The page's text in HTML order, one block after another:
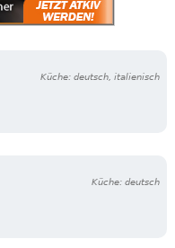
Küche: deutsch, italienisch
Küche: deutsch